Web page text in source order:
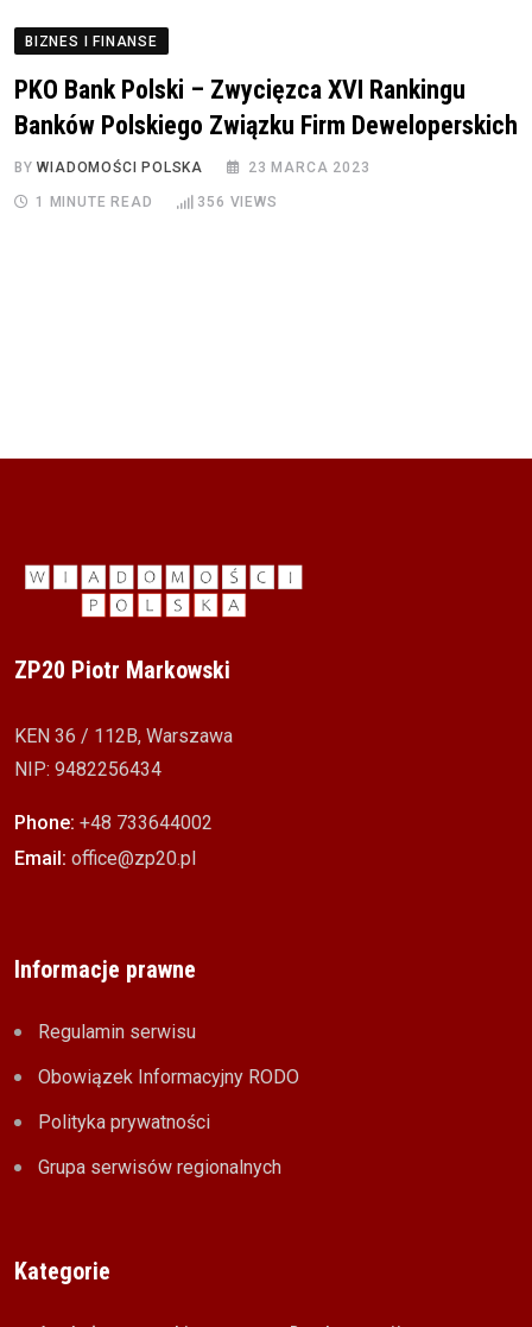
BIZNES I FINANSE
PKO Bank Polski – Zwycięzca XVI Rankingu
Banków Polskiego Związku Firm Deweloperskich
BYWIADOMOŚCI POLSKA 23 MARCA 2023
1 MINUTE READ 356 VIEWS
ZP20 Piotr Markowski
KEN 36 / 112B, Warszawa
NIP: 9482256434
Phone: +48 733644002
Email: office@zp20.pl
Informacje prawne
Regulamin serwisu
Obowiązek Informacyjny RODO
Polityka prywatności
Grupa serwisów regionalnych
Kategorie